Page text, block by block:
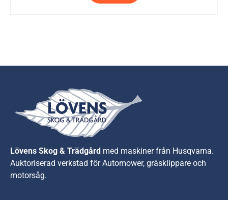
Lövens Skog & Trädgård med maskiner från Husqvarna.
Auktoriserad verkstad för Automower, gräsklippare och
motorsåg.